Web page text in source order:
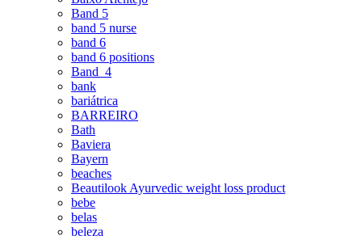
Band 5
band 5 nurse
band 6
band 6 positions
Band_4
bank
bariátrica
BARREIRO
Bath
Baviera
Bayern
beaches
Beautilook Ayurvedic weight loss product
bebe
belas
beleza